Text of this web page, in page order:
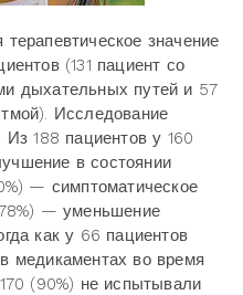
значение
(131 пациент со
дыхательных путей и 57
Исследование
188 пациентов у 160
в состоянии
— симптоматическое
— уменьшение
как у 66 пациентов
медикаментах во время
(90%) не испытывали